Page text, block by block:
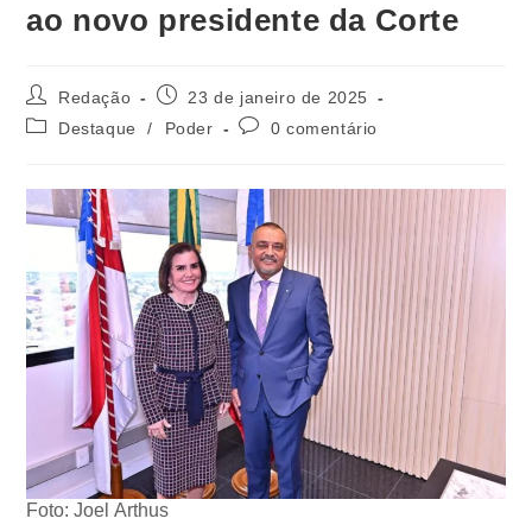
ao novo presidente da Corte
Redação
23 de janeiro de 2025
Destaque
/ Poder 0 comentário
Foto: Joel Arthus